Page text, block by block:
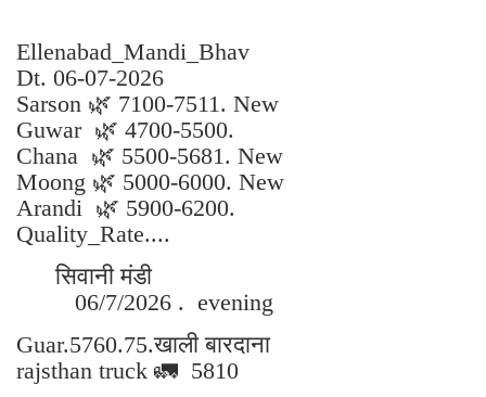
Ellenabad_Mandi_Bhav
Dt. 06-07-2026
Sarson 🌿 7100-7511. New
Guwar 🌿 4700-5500.
Chana 🌿 5500-5681. New
Moong 🌿 5000-6000. New
Arandi 🌿 5900-6200.
Quality_Rate....
सिवानी मंडी
06/7/2026 . evening
Guar.5760.75.खाली बारदाना
rajsthan truck 🚛 5810